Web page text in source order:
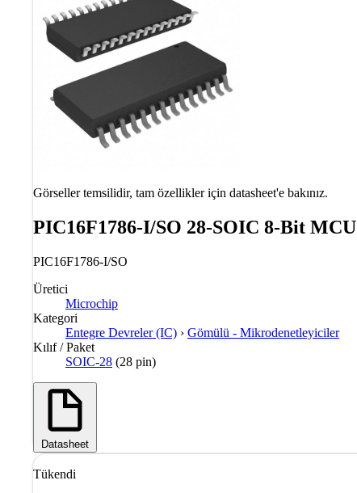
Görseller temsilidir, tam özellikler için datasheet'e bakınız.
PIC16F1786-I/SO 28-SOIC 8-Bit
PIC16F1786-I/SO
Üretici
Microchip
Kategori
Entegre Devreler (IC) › Gömülü - Mikrodenetleyiciler
Kılıf / Paket
SOIC-28 (28 pin)
Datasheet
Tükendi